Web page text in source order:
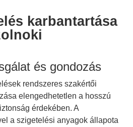
karbantartása
és gondozás
rendszeres szakértői
elengedhetetlen a hosszú
érdekében. A
a szigetelési anyagok állapota